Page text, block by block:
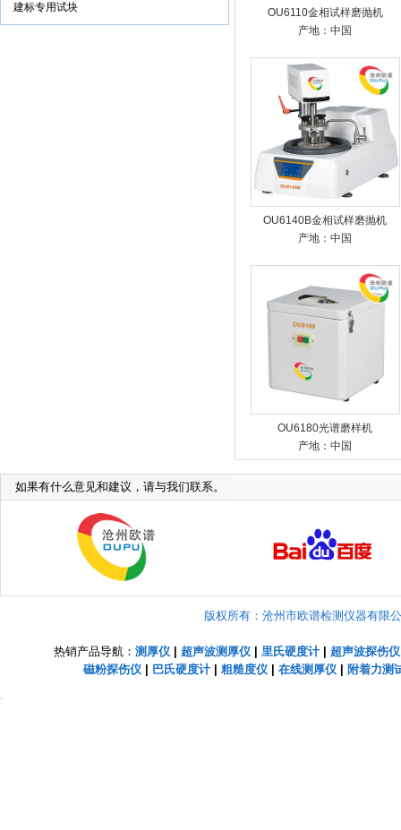
建标专用试块
OU6110金相试样磨抛机
产地：中国
OU6140B金相试样磨抛机
产地：中国
OU6180光谱磨样机
产地：中国
如果有什么意见和建议，请与我们联系。
版权所有：沧州市欧谱检测仪器有限
热销产品导航： 测厚仪 超声波测厚仪 里氏硬度计| 超声波探伤仪
磁粉探伤仪| 巴氏硬度计| 粗糙度仪| 在线测厚仪| 附着力测